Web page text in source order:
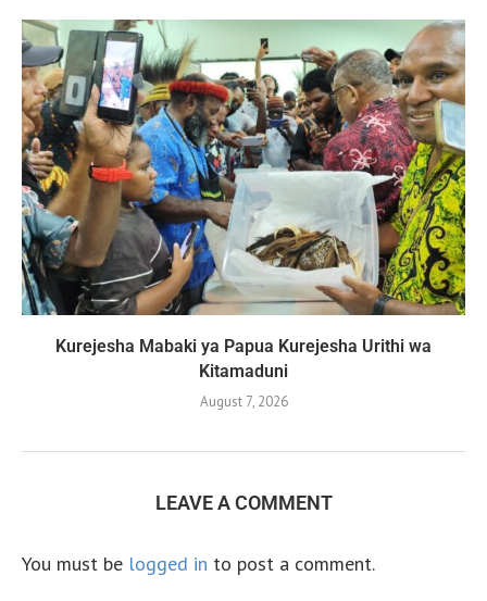
Kurejesha Mabaki ya Papua Kurejesha Urithi wa
Kitamaduni
August 7, 2026
LEAVE A COMMENT
You must be logged in to post a comment.